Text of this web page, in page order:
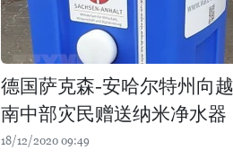
德国萨克森-安哈尔特州向越
南中部灾民赠送纳米净水器
18/12/2020 09:49